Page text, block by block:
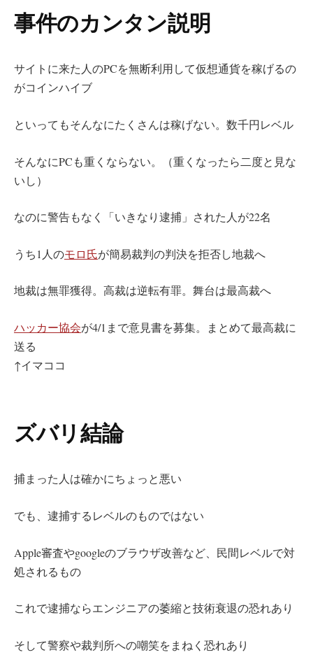
事件のカンタン説明
サイトに来た人のPCを無断利用して仮想通貨を稼げるの
がコインハイブ
といってもそんなにたくさんは稼げない。数千円レベル
そんなにPCも重くならない。（重くなったら二度と見な
いし）
なのに警告もなく「いきなり逮捕」された人が22名
うち1人のモロ氏が簡易裁判の判決を拒否し地裁へ
地裁は無罪獲得。高裁は逆転有罪。舞台は最高裁へ
ハッカー協会が4/1まで意見書を募集。まとめて最高裁に
送る
↑イマココ
ズバリ結論
捕まった人は確かにちょっと悪い
でも、逮捕するレベルのものではない
Apple審査やgoogleのブラウザ改善など、民間レベルで対
処されるもの
これで逮捕ならエンジニアの萎縮と技術衰退の恐れあり
そして警察や裁判所への嘲笑をまねく恐れあり